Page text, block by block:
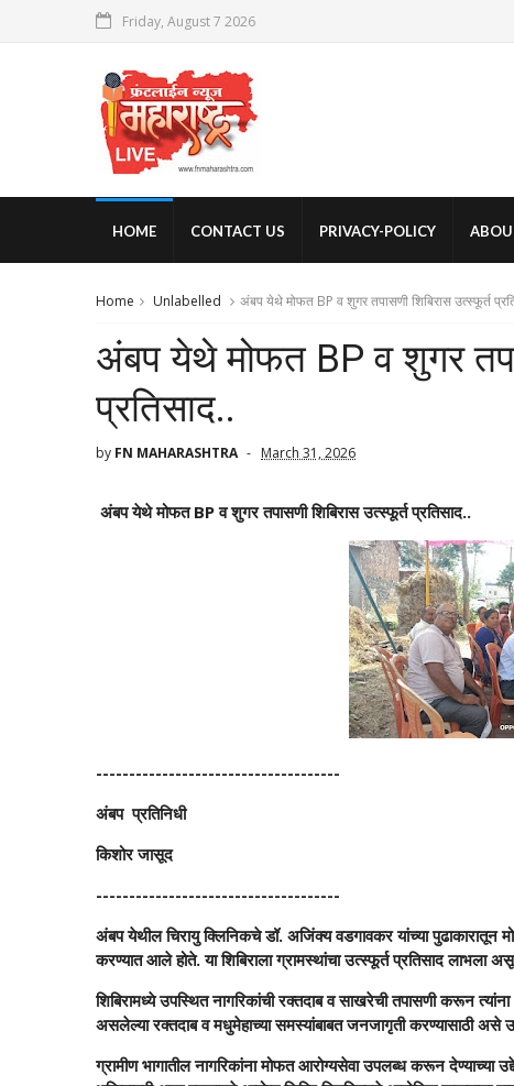
Friday, August 7 2026
HOME CONTACT US PRIVACY-POLICY
Home Unlabelled अंबप येथे मोफत BP व शुगर तपासणी शिबिरास उत्स्फूर्त
अंबप येथे मोफत BP व शुगर
प्रतिसाद..
by FN MAHARASHTRA March 31, 2026
अंबप येथे मोफत BP व शुगर तपासणी शिबिरास उत्स्फूर्त प्रतिसाद..
-------------------------------------
अंबप प्रतिनिधी
किशोर जासूद
-------------------------------------
अंबप येथील चिरायु क्लिनिकचे डॉ. अजिंक्य वडगावकर यांच्या
करण्यात आले होते. या शिबिराला ग्रामस्थांचा उत्स्फूर्त प्रतिसाद
शिबिरामध्ये उपस्थित नागरिकांची रक्तदाब व साखरेची तपासणी करून
असलेल्या रक्तदाब व मधुमेहाच्या समस्यांबाबत जनजागृती करण्यासाठी असे
ग्रामीण भागातील नागरिकांना मोफत आरोग्यसेवा उपलब्ध करून देण्याच्या